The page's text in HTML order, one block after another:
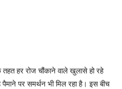
हर रोज चौंकाने वाले खुलासे हो रहे
पर समर्थन भी मिल रहा है। इस बीच